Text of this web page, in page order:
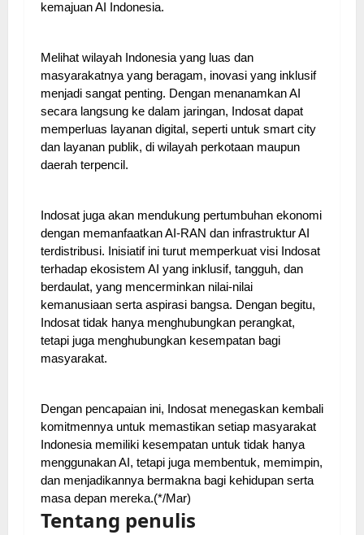
kemajuan AI Indonesia.
Melihat wilayah Indonesia yang luas dan
masyarakatnya yang beragam, inovasi yang inklusif
menjadi sangat penting. Dengan menanamkan AI
secara langsung ke dalam jaringan, Indosat dapat
memperluas layanan digital, seperti untuk smart city
dan layanan publik, di wilayah perkotaan maupun
daerah terpencil.
Indosat juga akan mendukung pertumbuhan ekonomi
dengan memanfaatkan AI-RAN dan infrastruktur AI
terdistribusi. Inisiatif ini turut memperkuat visi Indosat
terhadap ekosistem AI yang inklusif, tangguh, dan
berdaulat, yang mencerminkan nilai-nilai
kemanusiaan serta aspirasi bangsa. Dengan begitu,
Indosat tidak hanya menghubungkan perangkat,
tetapi juga menghubungkan kesempatan bagi
masyarakat.
Dengan pencapaian ini, Indosat menegaskan kembali
komitmennya untuk memastikan setiap masyarakat
Indonesia memiliki kesempatan untuk tidak hanya
menggunakan AI, tetapi juga membentuk, memimpin,
dan menjadikannya bermakna bagi kehidupan serta
masa depan mereka.(*/Mar)
Tentang penulis